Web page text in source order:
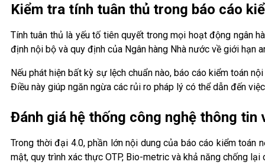
Kiểm tra tính tuân thủ trong báo cáo
Tính tuân thủ là yếu tố tiên quyết trong mọi hoạt động ngân
định nội bộ và quy định của Ngân hàng Nhà nước về giới hạn
Nếu phát hiện bất kỳ sự lệch chuẩn nào, báo cáo kiểm toán
Điều này giúp ngăn ngừa các rủi ro pháp lý có thể dẫn đến
Đánh giá hệ thống công nghệ thông tin
Trong thời đại 4.0, phần lớn nội dung của báo cáo kiểm toán
mật, quy trình xác thực OTP, Bio-metric và khả năng chống